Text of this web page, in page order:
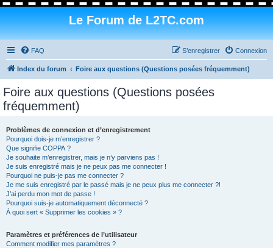
Le Forum de L2TC.com
FAQ Connexion
S’enregistrer
Index du forum Foire aux questions (Questions posées fréquemment)
Foire aux questions (Questions posées
fréquemment)
Problèmes de connexion et d’enregistrement
Pourquoi dois-je m’enregistrer ?
Que signifie COPPA ?
Je souhaite m’enregistrer, mais je n’y parviens pas !
Je suis enregistré mais je ne peux pas me connecter !
Pourquoi ne puis-je pas me connecter ?
Je me suis enregistré par le passé mais je ne peux plus me connecter ?!
J’ai perdu mon mot de passe !
Pourquoi suis-je automatiquement déconnecté ?
À quoi sert « Supprimer les cookies » ?
Paramètres et préférences de l’utilisateur
Comment modifier mes paramètres ?